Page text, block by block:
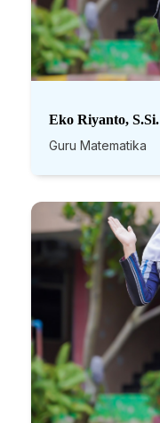
Eko Riyanto, S.Si.
Guru Matematika